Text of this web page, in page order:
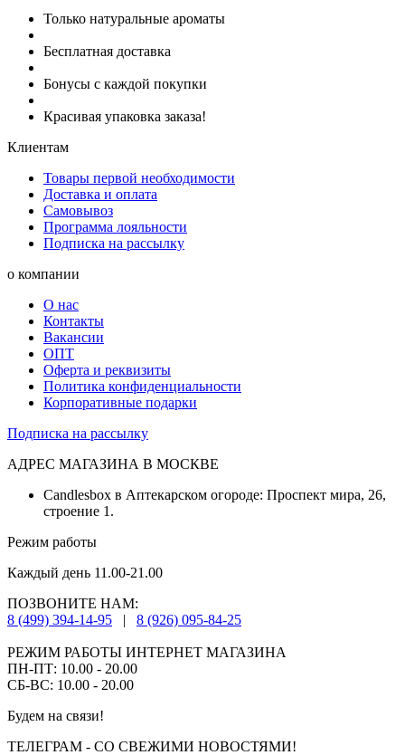
Только натуральные ароматы
Бесплатная доставка
Бонусы с каждой покупки
Красивая упаковка заказа!
Клиентам
Товары первой необходимости
Доставка и оплата
Самовывоз
Программа лояльности
Подписка на рассылку
о компании
О нас
Контакты
Вакансии
ОПТ
Оферта и реквизиты
Политика конфиденциальности
Корпоративные подарки
Подписка на рассылку
АДРЕС МАГАЗИНА В МОСКВЕ
Candlesbox в Аптекарском огороде: Проспект мира, 26,
строение 1.
Режим работы
Каждый день 11.00-21.00
ПОЗВОНИТЕ НАМ:
8 (499) 394-14-95
| 8 (926) 095-84-25
РЕЖИМ РАБОТЫ ИНТЕРНЕТ МАГАЗИНА
ПН-ПТ: 10.00 - 20.00
СБ-ВС: 10.00 - 20.00
Будем на связи!
ТЕЛЕГРАМ - СО СВЕЖИМИ НОВОСТЯМИ!